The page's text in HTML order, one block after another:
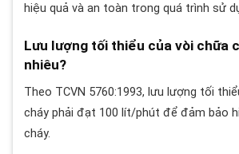
hiệu quả và an toàn trong quá trình sử
Lưu lượng tối thiểu của vòi chữa
nhiêu?
Theo TCVN 5760:1993, lưu lượng tối
cháy phải đạt 100 lít/phút để đảm bảo
cháy.